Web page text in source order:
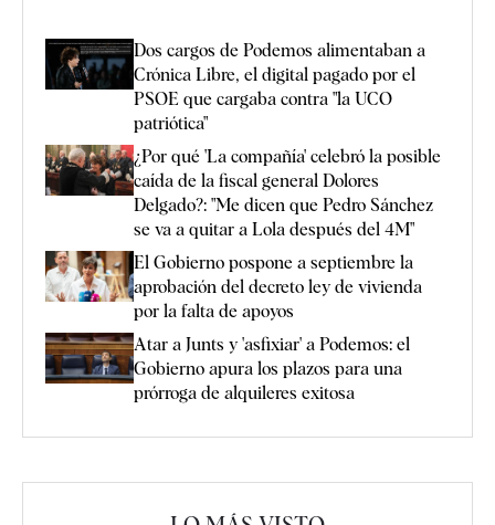
Dos cargos de Podemos alimentaban a
Crónica Libre, el digital pagado por el
PSOE que cargaba contra "la UCO
patriótica"
¿Por qué 'La compañía' celebró la posible
caída de la fiscal general Dolores
Delgado?: "Me dicen que Pedro Sánchez
se va a quitar a Lola después del 4M"
El Gobierno pospone a septiembre la
aprobación del decreto ley de vivienda
por la falta de apoyos
Atar a Junts y 'asfixiar' a Podemos: el
Gobierno apura los plazos para una
prórroga de alquileres exitosa